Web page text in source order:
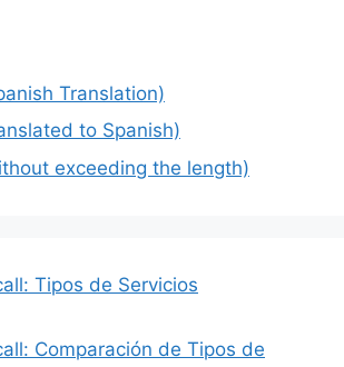
Translation)
to Spanish)
exceeding the length)
Tipos de Servicios
Comparación de Tipos de